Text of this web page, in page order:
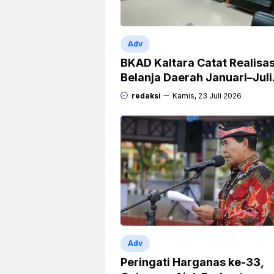
Adv
BKAD Kaltara Catat
Belanja Daerah Januari–Juli
Capai 38,9 Persen
redaksi Kamis, 23 Juli 2026
Adv
Peringati Harganas ke-33,